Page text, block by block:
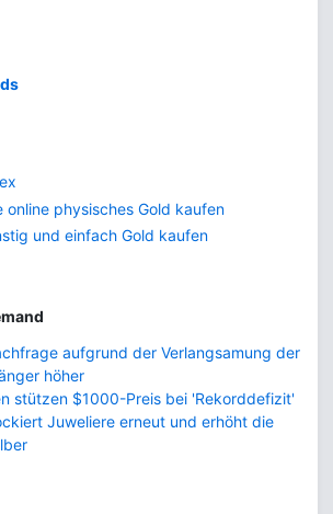
online physisches Gold kaufen
und einfach Gold kaufen
aufgrund der Verlangsamung der
höher
stützen $1000-Preis bei 'Rekorddefizit'
Juweliere erneut und erhöht die